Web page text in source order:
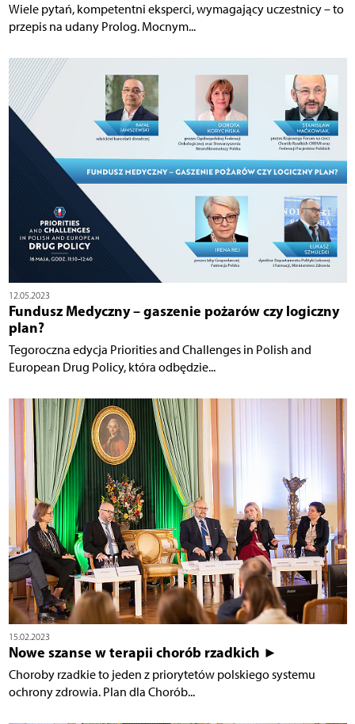
Wiele pytań, kompetentni eksperci, wymagający uczestnicy – to
przepis na udany Prolog. Mocnym...
12.05.2023
Fundusz Medyczny – gaszenie pożarów czy logiczny
plan?
Tegoroczna edycja Priorities and Challenges in Polish and
European Drug Policy, która odbędzie...
15.02.2023
Nowe szanse w terapii chorób rzadkich ►
Choroby rzadkie to jeden z priorytetów polskiego systemu
ochrony zdrowia. Plan dla Chorób...